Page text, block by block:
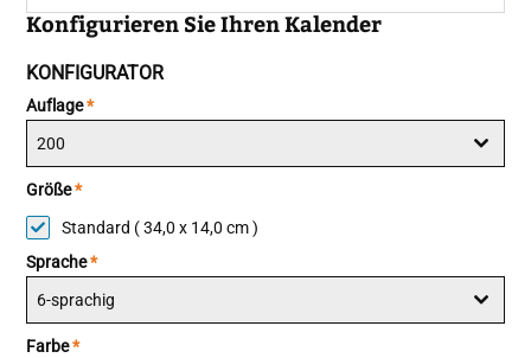
Konfigurieren Sie Ihren Kalender
KONFIGURATOR
Auflage*
200
Größe*
Standard ( 34,0 x 14,0 cm )
Sprache*
6-sprachig
Farbe*